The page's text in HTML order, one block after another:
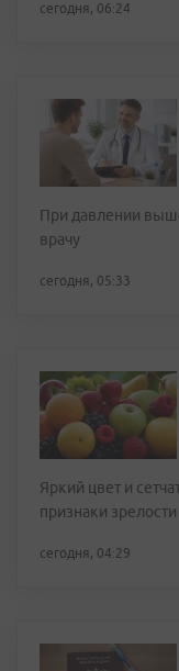
сегодня, 06:24
При давлении
врачу
сегодня, 05:33
Яркий цвет и
признаки зрелости
сегодня, 04:29